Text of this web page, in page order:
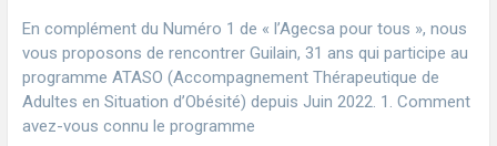
En complément du Numéro 1 de « l’Agecsa pour tous », nous
vous proposons de rencontrer Guilain, 31 ans qui participe au
programme ATASO (Accompagnement Thérapeutique de
Adultes en Situation d’Obésité) depuis Juin 2022. 1. Comment
avez-vous connu le programme